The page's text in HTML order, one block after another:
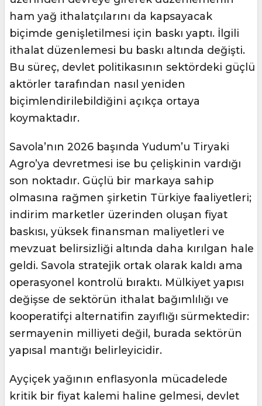
ham yağ ithalatçılarını da kapsayacak
biçimde genişletilmesi için baskı yaptı. İlgili
ithalat düzenlemesi bu baskı altında değişti.
Bu süreç, devlet politikasının sektördeki güçlü
aktörler tarafından nasıl yeniden
biçimlendirilebildiğini açıkça ortaya
koymaktadır.
Savola’nın 2026 başında Yudum’u Tiryaki
Agro’ya devretmesi ise bu çelişkinin vardığı
son noktadır. Güçlü bir markaya sahip
olmasına rağmen şirketin Türkiye faaliyetleri;
indirim marketler üzerinden oluşan fiyat
baskısı, yüksek finansman maliyetleri ve
mevzuat belirsizliği altında daha kırılgan hale
geldi. Savola stratejik ortak olarak kaldı ama
operasyonel kontrolü bıraktı. Mülkiyet yapısı
değişse de sektörün ithalat bağımlılığı ve
kooperatifçi alternatifin zayıflığı sürmektedir:
sermayenin milliyeti değil, burada sektörün
yapısal mantığı belirleyicidir.
Ayçiçek yağının enflasyonla mücadelede
kritik bir fiyat kalemi haline gelmesi, devlet